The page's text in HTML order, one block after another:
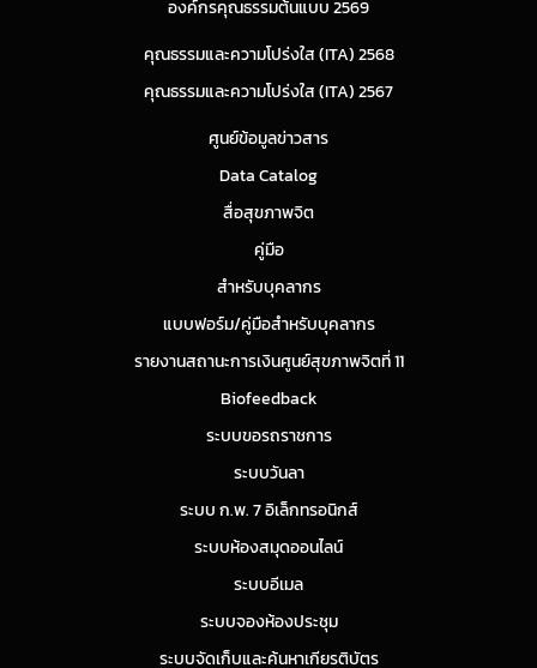
องค์กรคุณธรรมต้นแบบ 2569
คุณธรรมและความโปร่งใส (ITA) 2568
คุณธรรมและความโปร่งใส (ITA) 2567
ศูนย์ข้อมูลข่าวสาร
Data Catalog
สื่อสุขภาพจิต
คู่มือ
สำหรับบุคลากร
แบบฟอร์ม/คู่มือสำหรับบุคลากร
รายงานสถานะการเงินศูนย์สุขภาพจิตที่ 11
Biofeedback
ระบบขอรถราชการ
ระบบวันลา
ระบบ ก.พ. 7 อิเล็กทรอนิกส์
ระบบห้องสมุดออนไลน์
ระบบอีเมล
ระบบจองห้องประชุม
ระบบจัดเก็บและค้นหาเกียรติบัตร